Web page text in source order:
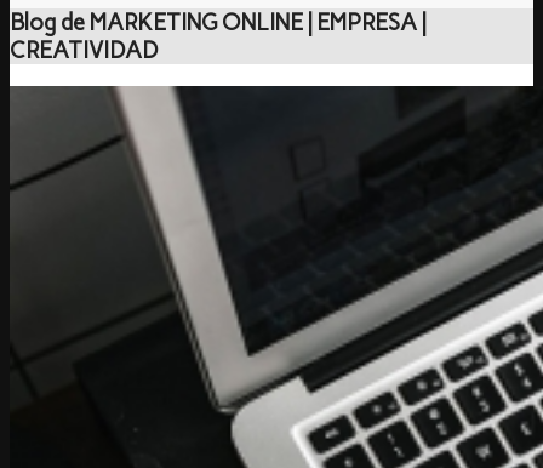
Blog de MARKETING ONLINE | EMPRESA |
CREATIVIDAD